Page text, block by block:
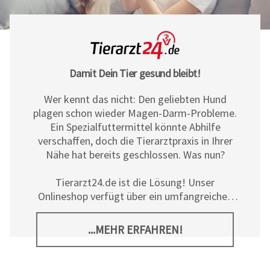
Damit Dein Tier gesund bleibt!
Wer kennt das nicht: Den geliebten Hund
plagen schon wieder Magen-Darm-Probleme.
Ein Spezialfuttermittel könnte Abhilfe
verschaffen, doch die Tierarztpraxis in Ihrer
Nähe hat bereits geschlossen. Was nun?
Tierarzt24.de ist die Lösung! Unser
Onlineshop verfügt über ein umfangreiches
Sortiment an Diät- und
Ergänzungsfuttermitteln, Pflegeprodukten
sowie allerlei tierischem Zubehör für Hunde,
Katzen und Pferde. Neben den hochwertigen
...MEHR ERFAHREN!